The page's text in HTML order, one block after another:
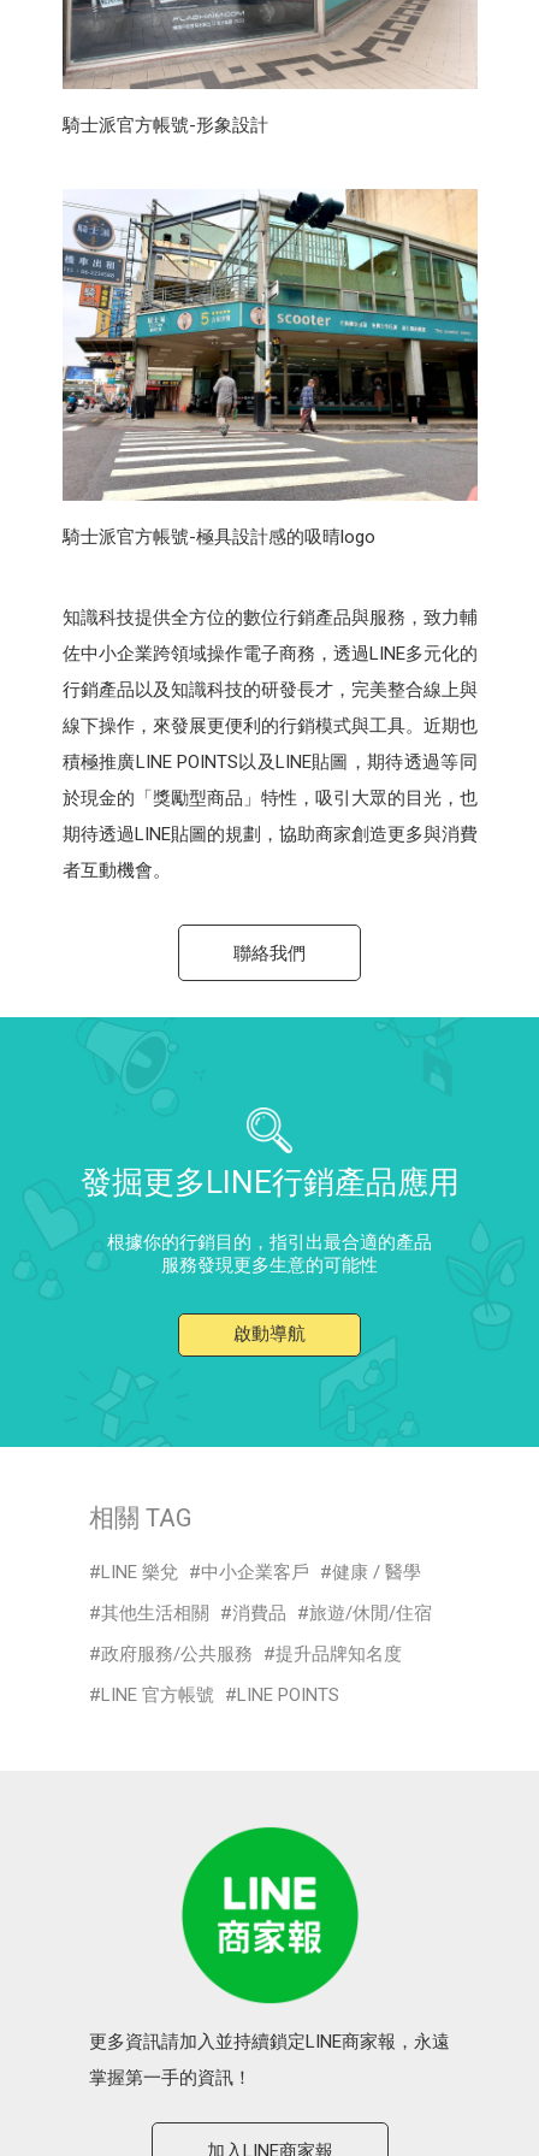
騎士派官方帳號-形象設計
騎士派官方帳號-極具設計感的吸晴logo
知識科技提供全方位的數位行銷產品與服務，致力輔
佐中小企業跨領域操作電子商務，透過LINE多元化的
行銷產品以及知識科技的研發長才，完美整合線上與
線下操作，來發展更便利的行銷模式與工具。近期也
積極推廣LINE POINTS以及LINE貼圖，期待透過等同
於現金的「獎勵型商品」特性，吸引大眾的目光，也
期待透過LINE貼圖的規劃，協助商家創造更多與消費
者互動機會。
聯絡我們
發掘更多LINE行銷產品應用
根據你的行銷目的，指引出最合適的產品
服務發現更多生意的可能性
啟動導航
相關 TAG
LINE 樂兌 中小企業客戶
健康 / 醫學
其他生活相關
消費品
旅遊/休閒/住宿
政府服務/公共服務
提升品牌知名度
LINE 官方帳號
LINE POINTS
更多資訊請加入並持續鎖定LINE商家報，永遠
掌握第一手的資訊！
加入LINE商家報